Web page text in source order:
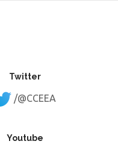
Twitter
/@CCEEA
Youtube